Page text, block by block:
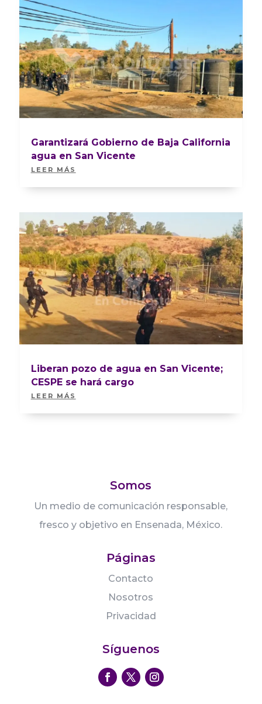
Garantizará Gobierno de Baja California
agua en San Vicente
LEER MÁS
Liberan pozo de agua en San Vicente;
CESPE se hará cargo
LEER MÁS
Somos
Un medio de comunicación responsable,
fresco y objetivo en Ensenada, México.
Páginas
Contacto
Nosotros
Privacidad
Síguenos